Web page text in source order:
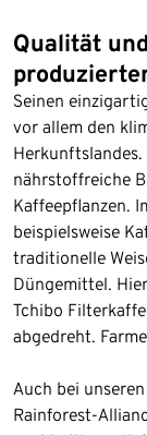
Qualität
Seinen
vor allem den
nährstoffreiche
Kaffeepflanzen.
beispielsweise
traditionelle
Düngemittel.
Tchibo
abgedreht.
Auch bei
Rainforest-